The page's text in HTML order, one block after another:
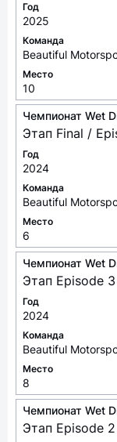
Год
2025
Команда
Beautiful
Место
10
Чемпионат Wet
Этап Final /
Год
2024
Команда
Beautiful
Место
6
Чемпионат Wet
Этап Episode 3
Год
2024
Команда
Beautiful
Место
8
Чемпионат Wet
Этап Episode 2